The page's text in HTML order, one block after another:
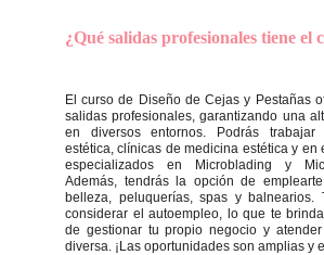
¿Qué salidas profesionales tiene el
El curso de Diseño de Cejas y Pestañas
salidas profesionales, garantizando una
en diversos entornos. Podrás
estética, clínicas de medicina estética y en
especializados en Microblading y
Además, tendrás la opción de
belleza, peluquerías, spas y balnearios.
considerar el autoempleo, lo que te
de gestionar tu propio negocio y
diversa. ¡Las oportunidades son amplias y